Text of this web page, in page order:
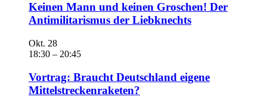
Keinen Mann und keinen Groschen! Der
Antimilitarismus der Liebknechts
Okt. 28
18:30 – 20:45
Vortrag: Braucht Deutschland eigene
Mittelstreckenraketen?